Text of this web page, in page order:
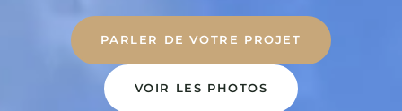
PARLER DE VOTRE PROJET
VOIR LES PHOTOS